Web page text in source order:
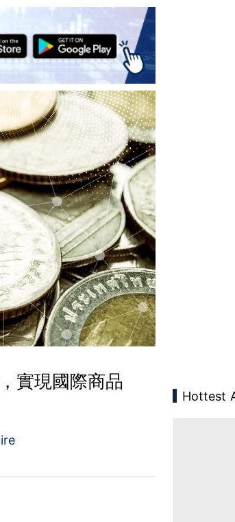
實現國際商品
Hottest